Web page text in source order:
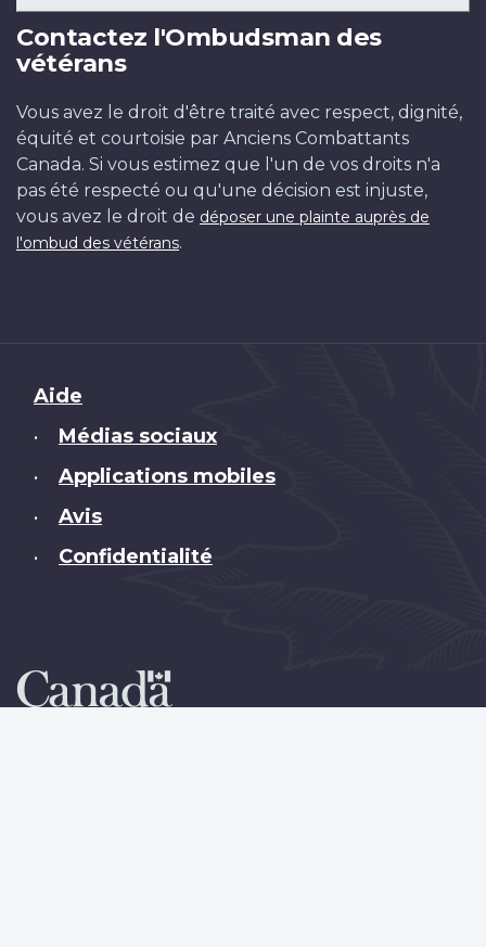
Contactez l'Ombudsman des
vétérans
Vous avez le droit d'être traité avec respect, dignité,
équité et courtoisie par Anciens Combattants
Canada. Si vous estimez que l'un de vos droits n'a
pas été respecté ou qu'une décision est injuste,
vous avez le droit de déposer une plainte auprès de
l'ombud des vétérans.
Brand
Aide
• Médias sociaux
• Applications mobiles
• Avis
• Confidentialité